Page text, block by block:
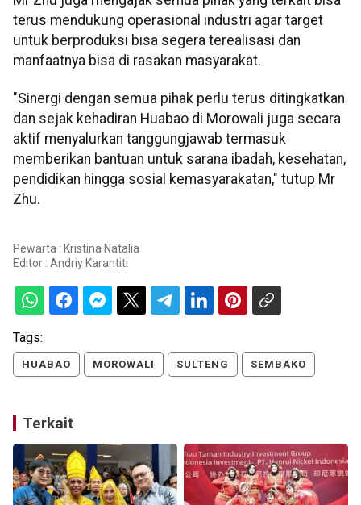
terus mendukung operasional industri agar target
untuk berproduksi bisa segera terealisasi dan
manfaatnya bisa di rasakan masyarakat.
"Sinergi dengan semua pihak perlu terus ditingkatkan
dan sejak kehadiran Huabao di Morowali juga secara
aktif menyalurkan tanggungjawab termasuk
memberikan bantuan untuk sarana ibadah, kesehatan,
pendidikan hingga sosial kemasyarakatan," tutup Mr
Zhu.
Pewarta : Kristina Natalia
Editor : Andriy Karantiti
Tags:
HUABAO MOROWALI SULTENG SEMBAKO
Terkait